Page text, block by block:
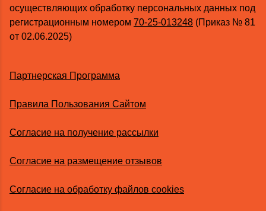
осуществляющих обработку персональных данных под
регистрационным номером 70-25-013248 (Приказ № 81
от 02.06.2025)
Партнерская Программа
Правила Пользования Сайтом
Согласие на получение рассылки
Согласие на размещение отзывов
Согласие на обработку файлов cookies